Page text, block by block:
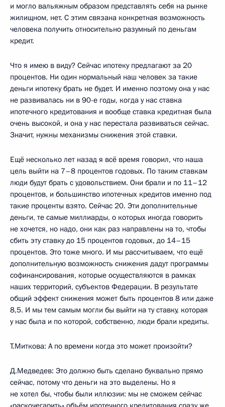
и могло вальяжным образом представлять себя на рынке
жилищном, нет. С этим связана конкретная возможность
человека получить относительно разумный по деньгам
кредит.
Что я имею в виду? Сейчас ипотеку предлагают за 20
процентов. Ни один нормальный наш человек за такие
деньги ипотеку брать не будет. И именно поэтому она у нас
не развивалась ни в 90-е годы, когда у нас ставка
ипотечного кредитования и вообще ставка кредитная была
очень высокой, и она у нас перестала развиваться сейчас.
Значит, нужны механизмы снижения этой ставки.
Ещё несколько лет назад я всё время говорил, что наша
цель выйти на 7–8 процентов годовых. По таким ставкам
люди будут брать с удовольствием. Они брали и по 11–12
процентов, и большинство ипотечных кредитов именно под
такие проценты взято. Сейчас 20. Эти дополнительные
деньги, те самые миллиарды, о которых иногда говорить
не хочется, но надо, они как раз направлены на то, чтобы
сбить эту ставку до 15 процентов годовых, до 14–15
процентов. Это тоже много. И мы рассчитываем, что ещё
дополнительную возможность снижения дадут программы
софинансирования, которые осуществляются в рамках
наших территорий, субъектов Федерации. В результате
общий эффект снижения может быть процентов 8 или даже
8,5. И мы тем самым могли бы выйти на ту ставку, которая
у нас была и по которой, собственно, люди брали кредиты.
Т.Миткова: А по времени когда это может произойти?
Д.Медведев: Это должно быть сделано буквально прямо
сейчас, потому что деньги на это выделены. Но я
не хотел бы, чтобы были иллюзии: мы не сможем сейчас